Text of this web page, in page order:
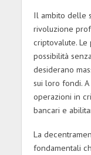
Il ambito delle
rivoluzione
criptovalute.
possibilità
desiderano
sui loro fondi.
operazioni in
bancari e
La
fondamentali